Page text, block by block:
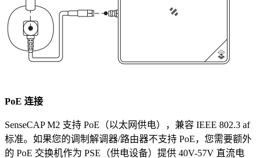
PoE 连接
SenseCAP M2 支持 PoE（以太网供电），兼容 IEEE 802.3 af
标准。如果您的调制解调器/路由器不支持 PoE，您需要额外
的 PoE 交换机作为 PSE（供电设备）提供 40V-57V 直流电